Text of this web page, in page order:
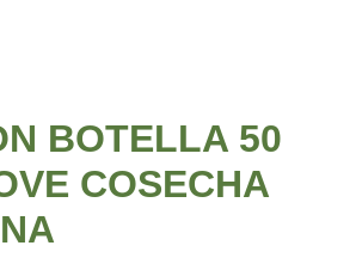
BOTELLA 50
COSECHA